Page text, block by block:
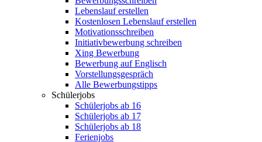
Lebenslauf erstellen
Kostenlosen Lebenslauf erstellen
Motivationsschreiben
Initiativbewerbung schreiben
Xing Bewerbung
Bewerbung auf Englisch
Vorstellungsgespräch
Alle Bewerbungstipps
Schülerjobs
Schülerjobs ab 16
Schülerjobs ab 17
Schülerjobs ab 18
Ferienjobs